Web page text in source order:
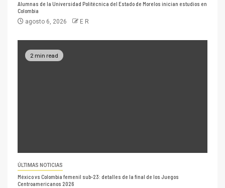
Alumnas de la Universidad Politécnica del Estado de Morelos inician estudios en
Colombia
agosto 6, 2026 E R
2 min read
ÚLTIMAS NOTICIAS
México vs Colombia femenil sub-23: detalles de la final de los Juegos
Centroamericanos 2026